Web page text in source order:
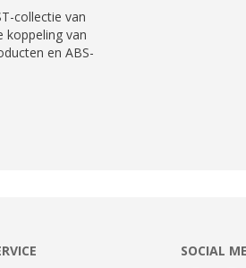
collectie van
koppeling van
en ABS-
SOCIAL